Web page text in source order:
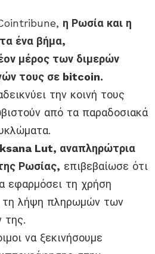
η Ρωσία και η
ένα βήμα,
μέρος των διμερών
τους σε bitcoin.
την κοινή τους
από τα παραδοσιακά
Lut, αναπληρώτρια
Ρωσίας, επιβεβαίωσε ότι
εφαρμόσει τη χρήση
τη λήψη πληρωμών των
της.
να ξεκινήσουμε